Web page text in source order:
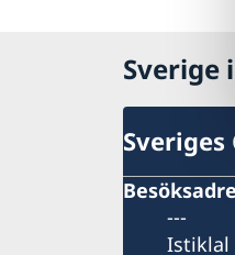
Sverige
---
Istiklal